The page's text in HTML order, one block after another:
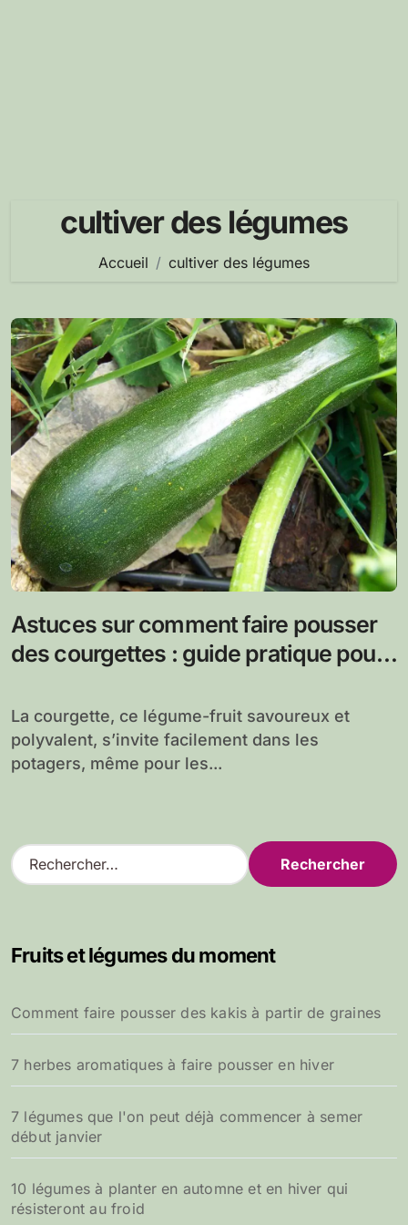
cultiver des légumes
Accueil cultiver des légumes
Astuces sur comment faire pousser
des courgettes : guide pratique pour
La courgette, ce légume-fruit savoureux et
polyvalent, s’invite facilement dans les
potagers, même pour les...
R
e
r
e
r
:
Fruits et légumes du moment
Comment faire pousser des kakis à partir de graines
7 herbes aromatiques à faire pousser en hiver
7 légumes que l'on peut déjà commencer à semer
début janvier
10 légumes à planter en automne et en hiver qui
résisteront au froid